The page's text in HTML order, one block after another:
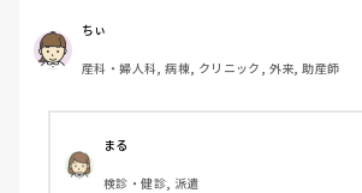
手技の向上には直結している実感がありま
私自身子育て中なのであまり遠くに研修に
時間をかけての研修は難しいです。
みなさんはどのように乳房ケアの手技を
うか？
乳房ケア手技向上のためのおすすめの研
ば教えていただきたいです。
ちぃ
産科・婦人科, 病棟, クリニック, 外来, 助産師
まる
検診・健診, 派遣